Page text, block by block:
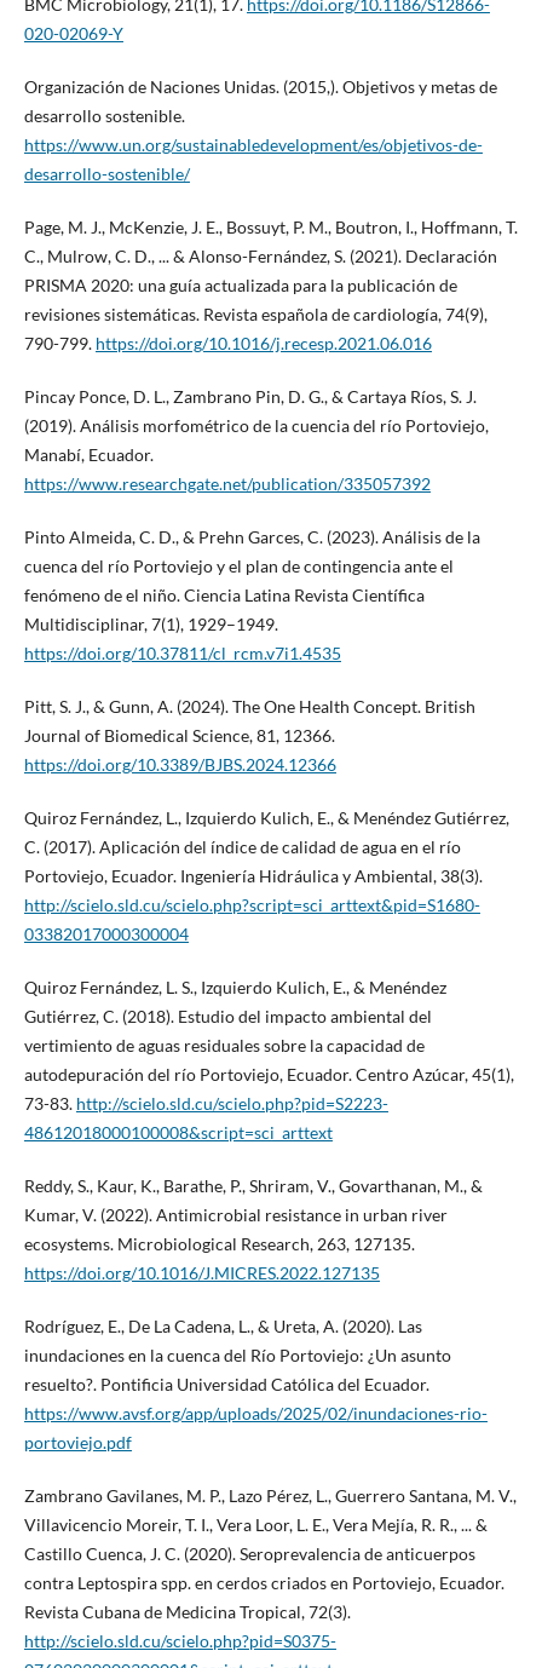
BMC Microbiology, 21(1), 17. https://doi.org/10.1186/S12866-
020-02069-Y
Organización de Naciones Unidas. (2015,). Objetivos y metas de
desarrollo sostenible.
https://www.un.org/sustainabledevelopment/es/objetivos-de-
desarrollo-sostenible/
Page, M. J., McKenzie, J. E., Bossuyt, P. M., Boutron, I., Hoffmann, T.
C., Mulrow, C. D., ... & Alonso-Fernández, S. (2021). Declaración
PRISMA 2020: una guía actualizada para la publicación de
revisiones sistemáticas. Revista española de cardiología, 74(9),
790-799. https://doi.org/10.1016/j.recesp.2021.06.016
Pincay Ponce, D. L., Zambrano Pin, D. G., & Cartaya Ríos, S. J.
(2019). Análisis morfométrico de la cuencia del río Portoviejo,
Manabí, Ecuador.
https://www.researchgate.net/publication/335057392
Pinto Almeida, C. D., & Prehn Garces, C. (2023). Análisis de la
cuenca del río Portoviejo y el plan de contingencia ante el
fenómeno de el niño. Ciencia Latina Revista Científica
Multidisciplinar, 7(1), 1929–1949.
https://doi.org/10.37811/cl_rcm.v7i1.4535
Pitt, S. J., & Gunn, A. (2024). The One Health Concept. British
Journal of Biomedical Science, 81, 12366.
https://doi.org/10.3389/BJBS.2024.12366
Quiroz Fernández, L., Izquierdo Kulich, E., & Menéndez Gutiérrez,
C. (2017). Aplicación del índice de calidad de agua en el río
Portoviejo, Ecuador. Ingeniería Hidráulica y Ambiental, 38(3).
http://scielo.sld.cu/scielo.php?script=sci_arttext&pid=S1680-
03382017000300004
Quiroz Fernández, L. S., Izquierdo Kulich, E., & Menéndez
Gutiérrez, C. (2018). Estudio del impacto ambiental del
vertimiento de aguas residuales sobre la capacidad de
autodepuración del río Portoviejo, Ecuador. Centro Azúcar, 45(1),
73-83. http://scielo.sld.cu/scielo.php?pid=S2223-
48612018000100008&script=sci_arttext
Reddy, S., Kaur, K., Barathe, P., Shriram, V., Govarthanan, M., &
Kumar, V. (2022). Antimicrobial resistance in urban river
ecosystems. Microbiological Research, 263, 127135.
https://doi.org/10.1016/J.MICRES.2022.127135
Rodríguez, E., De La Cadena, L., & Ureta, A. (2020). Las
inundaciones en la cuenca del Río Portoviejo: ¿Un asunto
resuelto?. Pontificia Universidad Católica del Ecuador.
https://www.avsf.org/app/uploads/2025/02/inundaciones-rio-
portoviejo.pdf
Zambrano Gavilanes, M. P., Lazo Pérez, L., Guerrero Santana, M. V.,
Villavicencio Moreir, T. I., Vera Loor, L. E., Vera Mejía, R. R., ... &
Castillo Cuenca, J. C. (2020). Seroprevalencia de anticuerpos
contra Leptospira spp. en cerdos criados en Portoviejo, Ecuador.
Revista Cubana de Medicina Tropical, 72(3).
http://scielo.sld.cu/scielo.php?pid=S0375-